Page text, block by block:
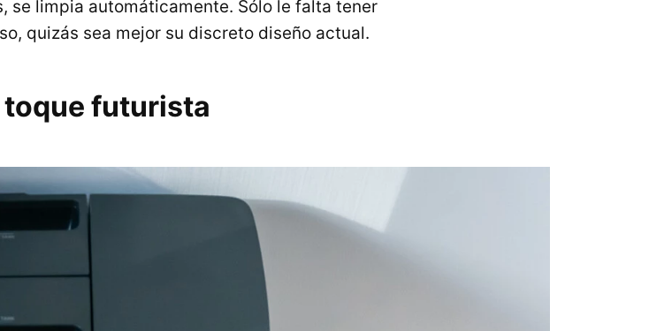
se limpia automáticamente. Sólo le falta tener
quizás sea mejor su discreto diseño actual.
futurista